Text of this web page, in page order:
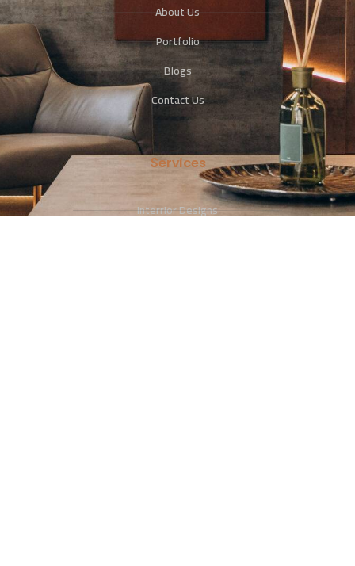
About Us
Portfolio
Blogs
Contact Us
Services
Interrior Designs